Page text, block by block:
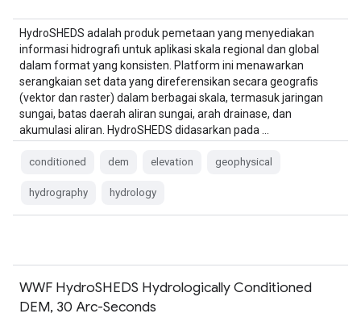
HydroSHEDS adalah produk pemetaan yang menyediakan
informasi hidrografi untuk aplikasi skala regional dan global
dalam format yang konsisten. Platform ini menawarkan
serangkaian set data yang direferensikan secara geografis
(vektor dan raster) dalam berbagai skala, termasuk jaringan
sungai, batas daerah aliran sungai, arah drainase, dan
akumulasi aliran. HydroSHEDS didasarkan pada …
conditioned dem elevation geophysical
hydrography hydrology
WWF HydroSHEDS Hydrologically Conditioned
DEM, 30 Arc-Seconds